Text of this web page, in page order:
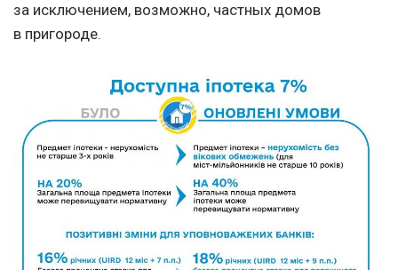
за исключением, возможно, частных домов
в пригороде.